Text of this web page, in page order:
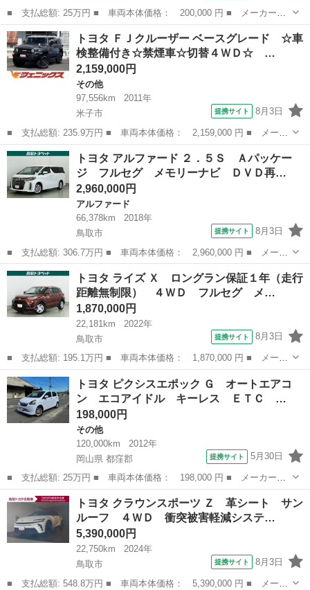
■ 支払総額: 25万円 ■ 車両本体価格： 200,000 円 ■ メーカー
名： トヨタ ■ 車種名： ピクシスエポック ■ グレード名：
Ｘ キーレス ナビ・ワンセグＴＶ バックカメラ ＥＴＣ 禁煙
車 エコアイドル Ｕ...
広島 東広島市 その他
トヨタ ＦＪクルーザー ベースグレード ☆車
検整備付き☆禁煙車☆切替４ＷＤ☆ …
2,159,000円
その他
97,556km
2011年
米子市
提携サイト 8月3日
■ 支払総額: 235.9万円 ■ 車両本体価格： 2,159,000 円 ■ メーカ
ー名： トヨタ ■ 車種名： ＦＪクルーザー ■ グレード名： ベ
ースグレード ☆車検整備付き☆禁煙車☆切替４ＷＤ☆ ユーザー買
取車☆切...
鳥取 米子市 その他
トヨタ アルファード ２．５Ｓ Ａパッケー
ジ フルセグ メモリーナビ ＤＶＤ再…
2,960,000円
アルファード
66,378km
2018年
鳥取市
提携サイト 8月3日
■ 支払総額: 306.7万円 ■ 車両本体価格： 2,960,000 円 ■ メーカ
ー名： トヨタ ■ 車種名： アルファード ■ グレード名： ２．
５Ｓ Ａパッケージ フルセグ メモリーナビ ＤＶＤ再生 ミュー
ジックプ...
鳥取 鳥取市 アルファード
トヨタ ライズ Ｘ ロングラン保証１年（走行
距離無制限） ４ＷＤ フルセグ メ…
1,870,000円
22,181km
2022年
鳥取市
提携サイト 8月3日
■ 支払総額: 195.1万円 ■ 車両本体価格： 1,870,000 円 ■ メーカ
ー名： トヨタ ■ 車種名： ライズ ■ グレード名： Ｘ ロング
ラン保証１年（走行距離無制限） ４ＷＤ フルセグ メモリーナ
ビ ＤＶＤ...
鳥取 鳥取市 トヨタ
トヨタ ピクシスエポック Ｇ オートエアコ
ン エコアイドル キーレス ＥＴＣ …
198,000円
その他
120,000km
2012年
岡山県 都窪郡
提携サイト 5月30日
■ 支払総額: 25万円 ■ 車両本体価格： 198,000 円 ■ メーカー
名： トヨタ ■ 車種名： ピクシスエポック ■ グレード名：
Ｇ オートエアコン エコアイドル キーレス ＥＴＣ 社外エアク
リーナー ウインカ...
岡山 都窪郡 その他
トヨタ クラウンスポーツ Ｚ 革シート サン
ルーフ ４ＷＤ 衝突被害軽減システ…
5,390,000円
22,750km
2024年
鳥取市
提携サイト 8月3日
■ 支払総額: 548.8万円 ■ 車両本体価格： 5,390,000 円 ■ メーカ